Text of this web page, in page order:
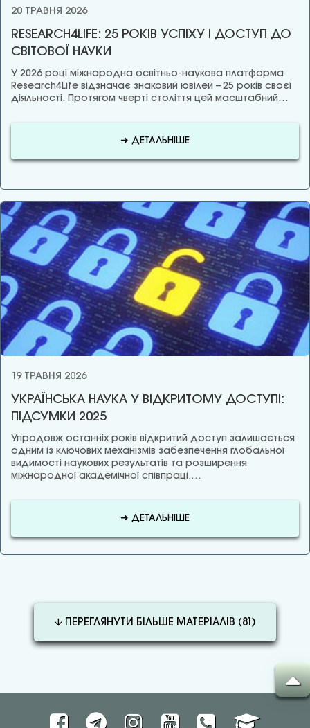
20 ТРАВНЯ 2026
RESEARCH4LIFE: 25 РОКІВ УСПІХУ І ДОСТУП ДО
СВІТОВОЇ НАУКИ
У 2026 році міжнародна освітньо-наукова платформа
Research4Life відзначає знаковий ювілей – 25 років своєї
діяльності. Протягом чверті століття цей масштабний…
➜ ДЕТАЛЬНІШЕ
19 ТРАВНЯ 2026
УКРАЇНСЬКА НАУКА У ВІДКРИТОМУ ДОСТУПІ:
ПІДСУМКИ 2025
Упродовж останніх років відкритий доступ залишається
одним із ключових механізмів забезпечення глобальної
видимості наукових результатів та розширення
міжнародної академічної співпраці.…
➜ ДЕТАЛЬНІШЕ
🡫 ПЕРЕГЛЯНУТИ БІЛЬШЕ МАТЕРІАЛІВ (81 )